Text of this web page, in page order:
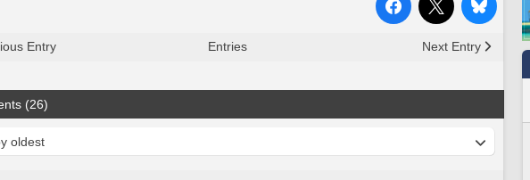
Entry Entries Next Entry
(26)